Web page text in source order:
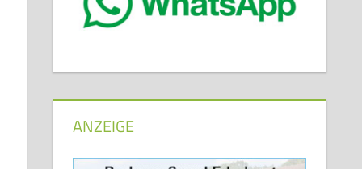
ANZEIGE